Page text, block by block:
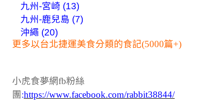
九州-宮崎 (13)
九州-鹿兒島 (7)
沖繩 (20)
更多以台北捷運美食分類的食記(5000篇+)
小虎食夢網fb粉絲
團 :https://www.facebook.com/rabbit38844/